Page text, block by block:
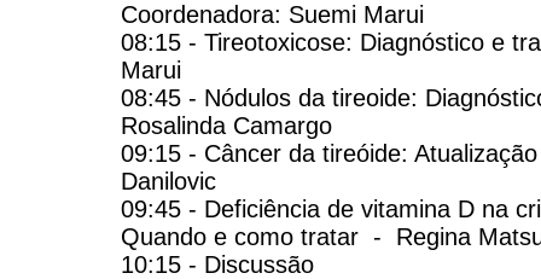
Coordenadora: Suemi Marui
08:15 - Tireotoxicose: Diagnóstico e
Marui
08:45 - Nódulos da tireoide:
Rosalinda Camargo
09:15 - Câncer da tireóide:
Danilovic
09:45 - Deficiência de vitamina D na
Quando e como tratar - Regina
10:15 - Discussão